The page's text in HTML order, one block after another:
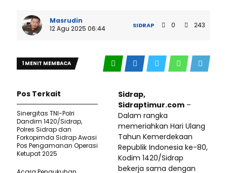
Masrudin
12 Agu 2025 06:44
SIDRAP 0 243
1 MENIT MEMBACA
Sidrap,
Sidraptimur.com –
Dalam rangka
memeriahkan Hari Ulang
Tahun Kemerdekaan
Republik Indonesia ke-80,
Kodim 1420/Sidrap
bekerja sama dengan
Pos Terkait
Sinergitas TNI-Polri
Dandim 1420/Sidrap,
Polres Sidrap dan
Forkopimda Sidrap Awasi
Pos Pengamanan Operasi
Ketupat 2025